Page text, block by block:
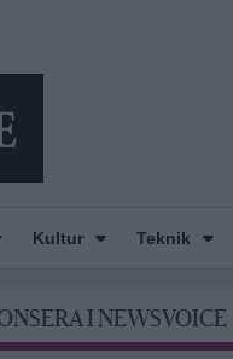
Kultur Teknik
I NEWSVOICE